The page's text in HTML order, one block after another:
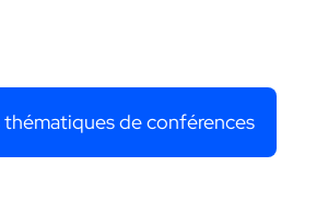
thématiques de conférences